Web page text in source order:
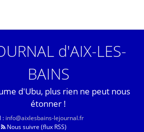
d'AIX-LES-
BAINS
d'Ubu, plus rien ne peut nous
étonner !
: info@aixlesbains-lejournal.fr
Nous suivre (flux RSS)